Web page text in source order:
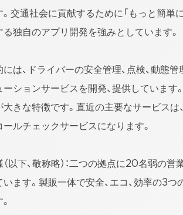
。交通社会に貢献するために「もっと簡単に
る独自のアプリ開発を強みとしています。
には、ドライバーの安全管理、点検、動態
ーションサービスを開発、提供しています
大きな特徴です。直近の主要なサービスは、
ールチェックサービスになります。
（以下、敬称略）：二つの拠点に20名弱の
います。製販一体で安全、エコ、効率の3